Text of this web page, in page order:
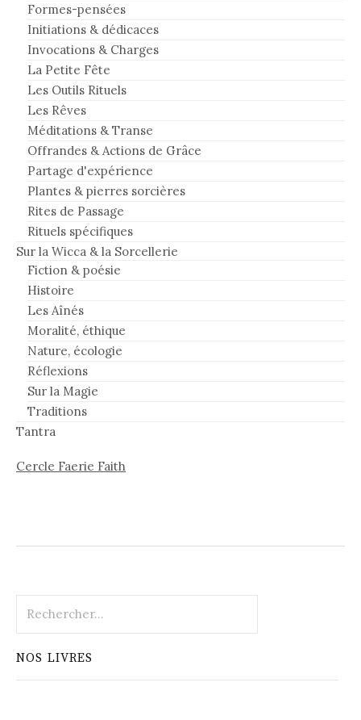
Formes-pensées
Initiations & dédicaces
Invocations & Charges
La Petite Fête
Les Outils Rituels
Les Rêves
Méditations & Transe
Offrandes & Actions de Grâce
Partage d'expérience
Plantes & pierres sorcières
Rites de Passage
Rituels spécifiques
Sur la Wicca & la Sorcellerie
Fiction & poésie
Histoire
Les Aînés
Moralité, éthique
Nature, écologie
Réflexions
Sur la Magie
Traditions
Tantra
Cercle Faerie Faith
NOS LIVRES